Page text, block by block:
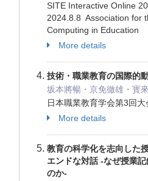
SITE Interactive Online
2024.8.8 Association for
Computing in Education
More details
技術・職業教育の国際的
坂本將暢・京免徹雄・寳
日本職業教育学会第3回
More details
教育の科学化を志向した
エンドな対話 -なぜ授業
のか-